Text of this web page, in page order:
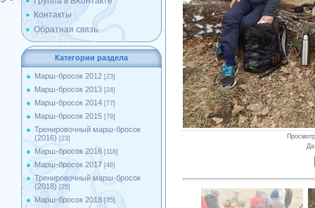
Контакты
Обратная связь
Категории раздела
Марш-бросок 2012 [23]
Марш-бросок 2013 [24]
Марш-бросок 2014 [77]
Марш-бросок 2015 [79]
Тренировочный марш-бросок
(2016) [23]
Марш-бросок 2016 [118]
Марш-бросок 2017 [46]
Тренировочный марш-бросок
(2018) [25]
Марш-бросок 2018 [35]